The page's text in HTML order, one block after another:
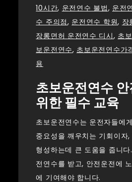
10시간, 운전연수 불법, 운전
수 주의점, 운전연수 학원, 장
장롱면허 운전연수 디시, 초
보운전연수, 초보운전연수가
용
초보운전연수
위한 필수 교육
초보운전연수는 운전자들에
중요성을 깨우치는 기회이자
형성하는데 큰 도움을 줍니
전연수를 받고, 안전운전에
에 기여해야 합니다.